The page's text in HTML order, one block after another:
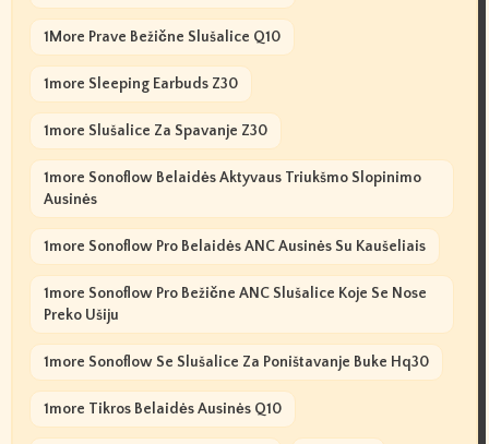
1More Prave Bežične Slušalice Q10
1more Sleeping Earbuds Z30
1more Slušalice Za Spavanje Z30
1more Sonoflow Belaidės Aktyvaus Triukšmo Slopinimo
Ausinės
1more Sonoflow Pro Belaidės ANC Ausinės Su Kaušeliais
1more Sonoflow Pro Bežične ANC Slušalice Koje Se Nose
Preko Ušiju
1more Sonoflow Se Slušalice Za Poništavanje Buke Hq30
1more Tikros Belaidės Ausinės Q10